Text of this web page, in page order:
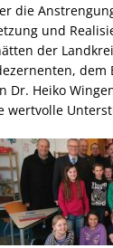
die
und
der
dem
Dr. Heiko
wertvolle